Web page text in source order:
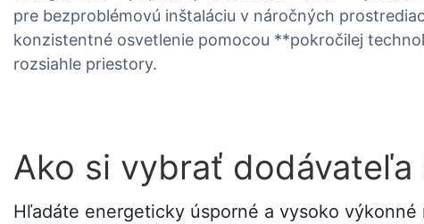
pre bezproblémovú inštaláciu v náročných
konzistentné osvetlenie pomocou **pokročilej
rozsiahle priestory.
Ako si vybrať dodávateľa
Hľadáte energeticky úsporné a vysoko